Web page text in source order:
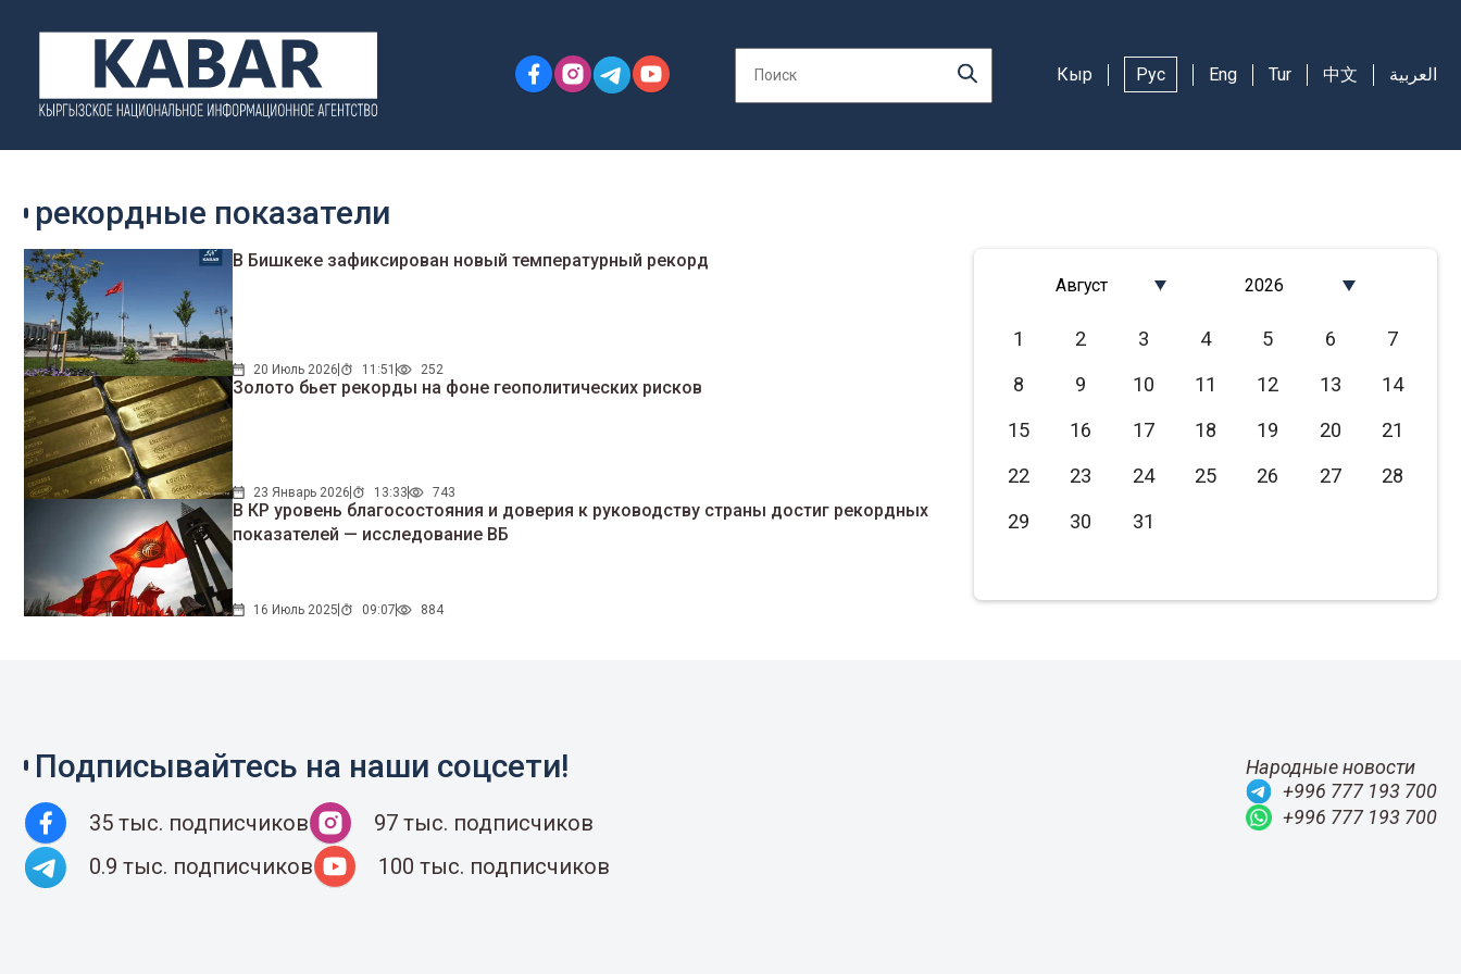
Кыр Рус Eng Tur 中文 العربية
рекордные показатели
В Бишкеке зафиксирован новый температурный рекорд
20 Июль 2026 11:51 252
Золото бьет рекорды на фоне геополитических рисков
23 Январь 2026 13:33 743
В КР уровень благосостояния и доверия к руководству страны достиг рекордных
показателей — исследование ВБ
16 Июль 2025 09:07 884
Август
Март
Апрель
Июнь
Июль
2026
2024
2023
2021
1 2 3 4 5 6
7
8
9 10 11 12 13
14
15
16 17 18 19 20
21
22
23 24 25 26 27
28
29
30 31
Подписывайтесь на наши соцсети!
35 тыс. подписчиков
97 тыс. подписчиков
0.9 тыс. подписчиков
100 тыс. подписчиков
Народные новости
+996 777 193 700
+996 777 193 700